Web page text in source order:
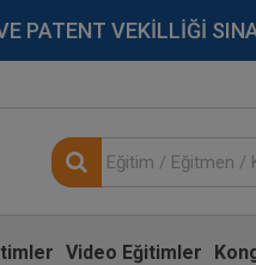
PATENT VEKİLLİĞİ
Video Eğitimler